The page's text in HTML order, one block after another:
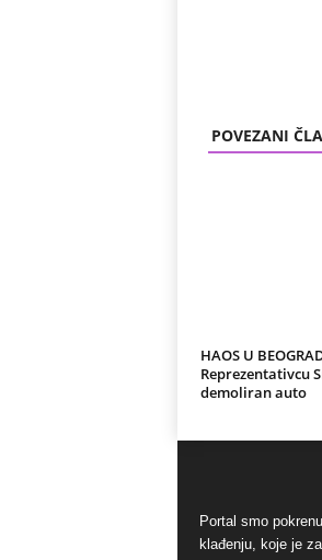
POVEZANI
HAOS U
Reprezentativcu
demoliran auto
Portal smo
klađenju, koje je